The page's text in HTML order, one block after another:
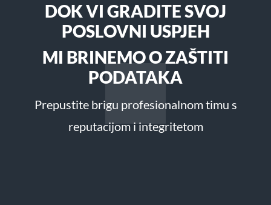
DOK VI GRADITE SVOJ
POSLOVNI USPJEH
MI BRINEMO O ZAŠTITI
PODATAKA
Prepustite brigu profesionalnom timu s
reputacijom i integritetom